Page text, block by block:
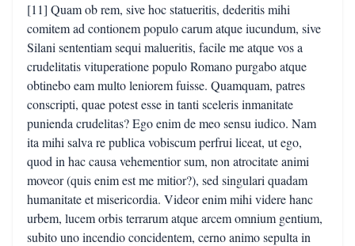
[11] Quam ob rem, sive hoc statueritis, dederitis mihi
comitem ad contionem populo carum atque iucundum, sive
Silani sententiam sequi malueritis, facile me atque vos a
crudelitatis vituperatione populo Romano purgabo atque
obtinebo eam multo leniorem fuisse. Quamquam, patres
conscripti, quae potest esse in tanti sceleris inmanitate
punienda crudelitas? Ego enim de meo sensu iudico. Nam
ita mihi salva re publica vobiscum perfrui liceat, ut ego,
quod in hac causa vehementior sum, non atrocitate animi
moveor (quis enim est me mitior?), sed singulari quadam
humanitate et misericordia. Videor enim mihi videre hanc
urbem, lucem orbis terrarum atque arcem omnium gentium,
subito uno incendio concidentem, cerno animo sepulta in